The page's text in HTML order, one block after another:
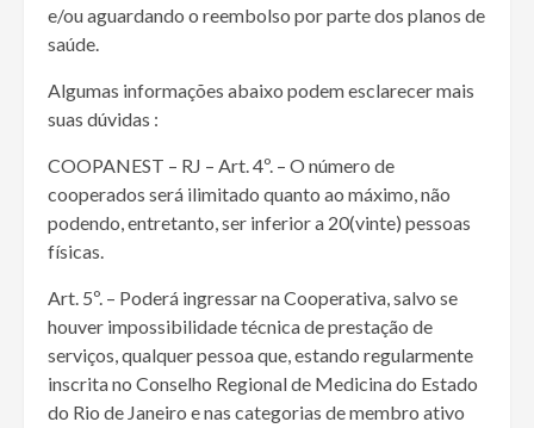
e/ou aguardando o reembolso por parte dos planos de
saúde.
Algumas informações abaixo podem esclarecer mais
suas dúvidas :
COOPANEST – RJ – Art. 4º. – O número de
cooperados será ilimitado quanto ao máximo, não
podendo, entretanto, ser inferior a 20(vinte) pessoas
físicas.
Art. 5º. – Poderá ingressar na Cooperativa, salvo se
houver impossibilidade técnica de prestação de
serviços, qualquer pessoa que, estando regularmente
inscrita no Conselho Regional de Medicina do Estado
do Rio de Janeiro e nas categorias de membro ativo